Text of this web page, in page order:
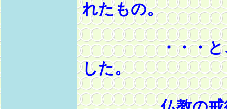
れたもの。
・・・と、書
した。